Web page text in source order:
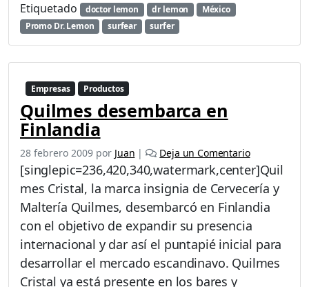
a
u
r
f
a
r
a
M
é
Etiquetado
doctor lemon dr lemon
México
Promo Dr. Lemon
surfear surfer
Empresas Productos
Quilmes desembarca en
Finlandia
28 febrero 2009 por Juan | Deja un Comentario
[singlepic=236,420,340,watermark,center]Quil
mes Cristal, la marca insignia de Cervecería y
Maltería Quilmes, desembarcó en Finlandia
con el objetivo de expandir su presencia
internacional y dar así el puntapié inicial para
desarrollar el mercado escandinavo. Quilmes
Cristal ya está presente en los bares y